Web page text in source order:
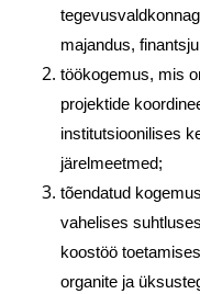
majandus,
töökogemus, mis
projektide
institutsioonilises
järelmeetmed;
tõendatud
vahelises
koostöö
organite ja